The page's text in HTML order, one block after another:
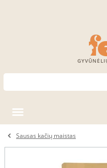
Sausas kačių maistas